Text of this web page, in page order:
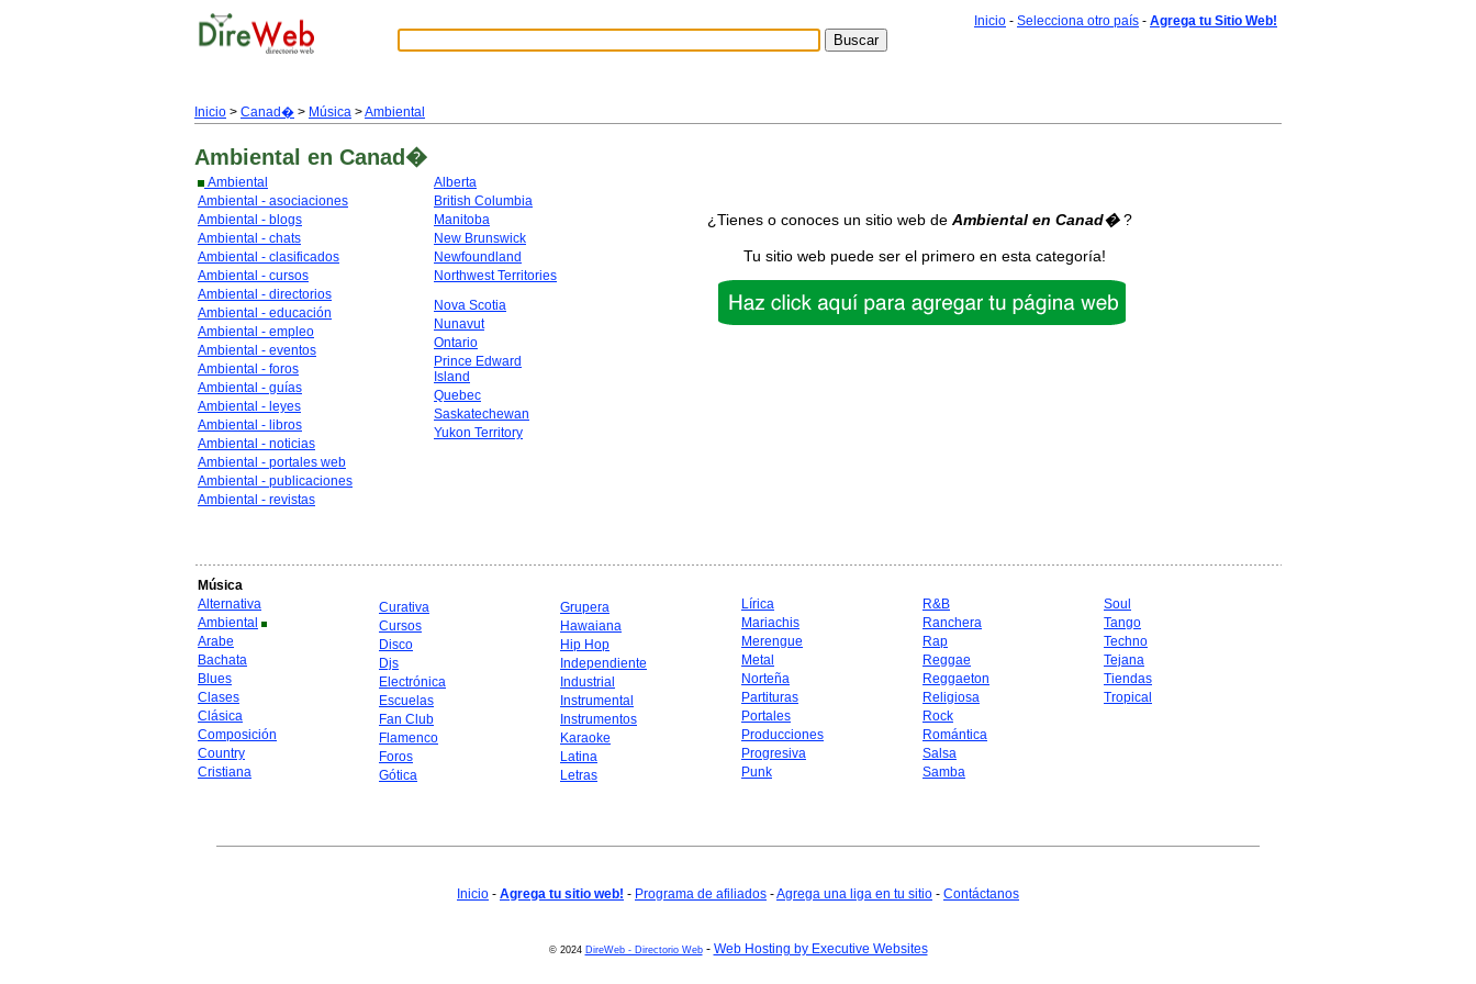
Inicio - Selecciona otro país - Agrega tu Sitio Web!
Inicio > Canad� > Música >Ambiental
Ambiental en Canad�
Ambiental
Ambiental - asociaciones
Ambiental - blogs
Ambiental - chats
Ambiental - clasificados
Ambiental - cursos
Ambiental - directorios
Ambiental - educación
Ambiental - empleo
Ambiental - eventos
Ambiental - foros
Ambiental - guías
Ambiental - leyes
Ambiental - libros
Ambiental - noticias
Ambiental - portales web
Ambiental - publicaciones
Ambiental - revistas
Alberta
British Columbia
Manitoba
New Brunswick
Newfoundland
Northwest Territories
Nova Scotia
Nunavut
Ontario
Prince Edward
Island
Quebec
Saskatechewan
Yukon Territory
¿Tienes o conoces un sitio web de Ambiental en Canad�?
Tu sitio web puede ser el primero en esta categoría!
Música
Alternativa
Ambiental
Arabe
Bachata
Blues
Clases
Clásica
Composición
Country
Cristiana
Curativa
Cursos
Disco
Djs
Electrónica
Escuelas
Fan Club
Flamenco
Foros
Gótica
Grupera
Hawaiana
Hip Hop
Independiente
Industrial
Instrumental
Instrumentos
Karaoke
Latina
Letras
Lírica
Mariachis
Merengue
Metal
Norteña
Partituras
Portales
Producciones
Progresiva
Punk
R&B
Ranchera
Rap
Reggae
Reggaeton
Religiosa
Rock
Romántica
Salsa
Samba
Soul
Tango
Techno
Tejana
Tiendas
Tropical
Inicio - Agrega tu sitio web! - Programa de afiliados -Agrega una liga en tu sitio - Contáctanos
© 2024 DireWeb - Directorio Web- Web Hosting by Executive Websites